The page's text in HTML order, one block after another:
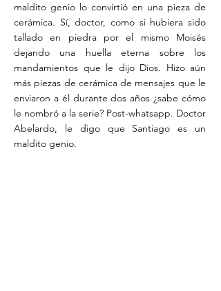
maldito genio lo convirtió en una pieza de
cerámica. Sí, doctor, como si hubiera sido
tallado en piedra por el mismo Moisés
dejando una huella eterna sobre los
mandamientos que le dijo Dios. Hizo aún
más piezas de cerámica de mensajes que le
enviaron a él durante dos años ¿sabe cómo
le nombró a la serie? Post-whatsapp. Doctor
Abelardo, le digo que Santiago es un
maldito genio.